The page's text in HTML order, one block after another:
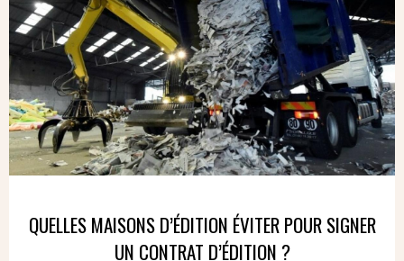
QUELLES MAISONS D’ÉDITION ÉVITER POUR SIGNER
UN CONTRAT D’ÉDITION ?